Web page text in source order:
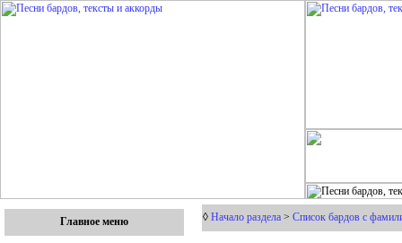
Главное меню ◊ Начало раздела > Список бардов с